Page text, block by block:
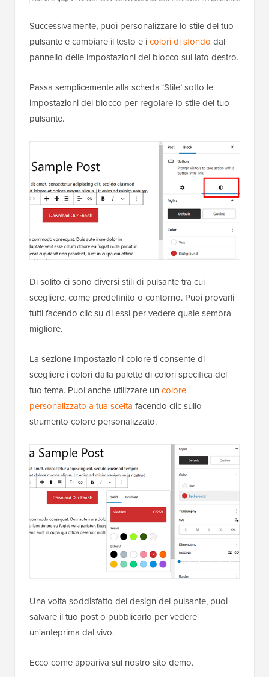
Successivamente, puoi personalizzare lo stile del tuo
pulsante e cambiare il testo e icolori di sfondo dal
pannello delle impostazioni del blocco sul lato destro.
Passa semplicemente alla scheda ‘Stile’ sotto le
impostazioni del blocco per regolare lo stile del tuo
pulsante.
Di solito ci sono diversi stili di pulsante tra cui
scegliere, come predefinito o contorno. Puoi provarli
tutti facendo clic su di essi per vedere quale sembra
migliore.
La sezione Impostazioni colore ti consente di
scegliere i colori dalla palette di colori specifica del
tuo tema. Puoi anche utilizzare un colore
personalizzato a tua scelta facendo clic sullo
strumento colore personalizzato.
Una volta soddisfatto del design del pulsante, puoi
salvare il tuo post o pubblicarlo per vedere
un'anteprima dal vivo.
Ecco come appariva sul nostro sito demo.